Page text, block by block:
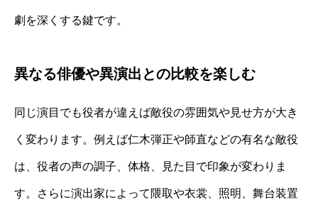
劇を深くする鍵です。
異なる俳優や異演出との比較を楽しむ
同じ演目でも役者が違えば敵役の雰囲気や見せ方が大き
く変わります。例えば仁木弾正や師直などの有名な敵役
は、役者の声の調子、体格、見た目で印象が変わりま
す。さらに演出家によって隈取や衣裳、照明、舞台装置